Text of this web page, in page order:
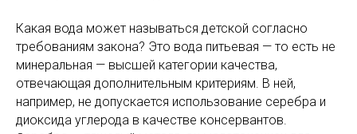
Какая вода может называться детской согласно
требованиям закона? Это вода питьевая — то есть не
минеральная — высшей категории качества,
отвечающая дополнительным критериям. В ней,
например, не допускается использование серебра и
диоксида углерода в качестве консервантов.